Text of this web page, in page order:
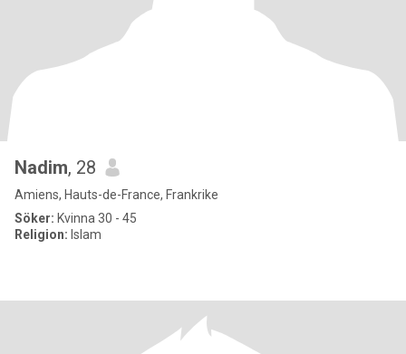
Nadim, 28
Amiens, Hauts-de-France, Frankrike
Söker: Kvinna 30 - 45
Religion: Islam